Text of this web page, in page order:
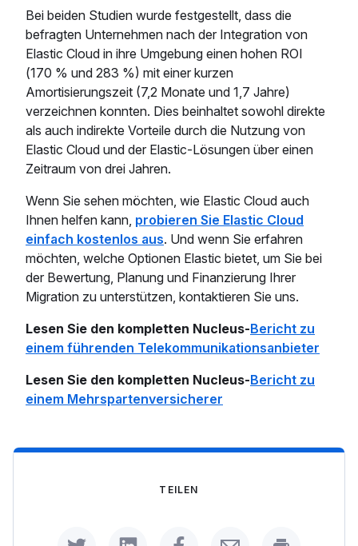
Bei beiden Studien wurde festgestellt, dass die
befragten Unternehmen nach der Integration von
Elastic Cloud in ihre Umgebung einen hohen ROI
(170 % und 283 %) mit einer kurzen
Amortisierungszeit (7,2 Monate und 1,7 Jahre)
verzeichnen konnten. Dies beinhaltet sowohl direkte
als auch indirekte Vorteile durch die Nutzung von
Elastic Cloud und der Elastic-Lösungen über einen
Zeitraum von drei Jahren.
Wenn Sie sehen möchten, wie Elastic Cloud auch
Ihnen helfen kann, probieren Sie Elastic Cloud
einfach kostenlos aus. Und wenn Sie erfahren
möchten, welche Optionen Elastic bietet, um Sie bei
der Bewertung, Planung und Finanzierung Ihrer
Migration zu unterstützen, kontaktieren Sie uns.
Lesen Sie den kompletten Nucleus-Bericht zu
einem führenden Telekommunikationsanbieter
Lesen Sie den kompletten Nucleus-Bericht zu
einem Mehrspartenversicherer
TEILEN